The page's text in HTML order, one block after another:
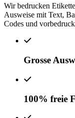
Wir bedrucken
Ausweise mit Text,
Codes und
Grosse
100% freie